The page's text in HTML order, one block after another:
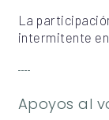
La
intermitente
Apoyos al